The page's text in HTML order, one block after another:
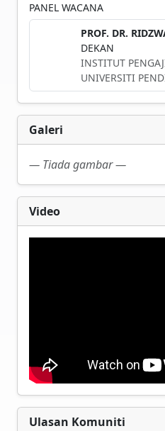
PANEL WACANA
PROF. DR.
DEKAN
INSTITUT
UNIVERSITI
Galeri
— Tiada gambar —
Video
Ulasan Komuniti